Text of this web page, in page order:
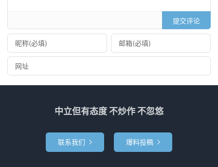
提交评论
中立但有态度 不炒作 不忽悠
联系我们  爆料投稿 